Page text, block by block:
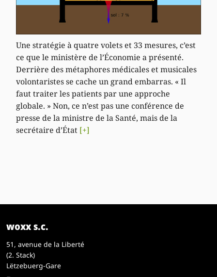
Une stratégie à quatre volets et 33 mesures, c’est
ce que le ministère de l’Économie a présenté.
Derrière des métaphores médicales et musicales
volontaristes se cache un grand embarras. « Il
faut traiter les patients par une approche
globale. » Non, ce n’est pas une conférence de
presse de la ministre de la Santé, mais de la
secrétaire d’État [+]
woxx s.c.
51, avenue de la Liberté
(2. Stack)
Lëtzebuerg-Gare